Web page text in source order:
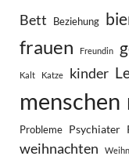
Bett
Beziehung
frauen Freundin
Kalt Katze kinder
menschen
Probleme Psychiater
weihnachten